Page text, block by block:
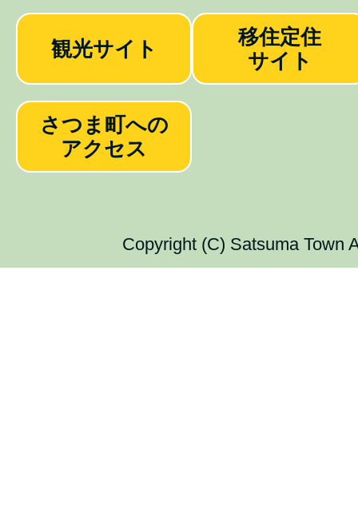
観光サイト
移住定住
サイト
さつま町への
アクセス
Copyright (C) Satsuma Town